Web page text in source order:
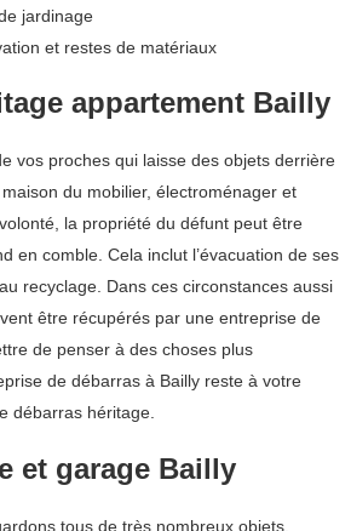
jardinage
et restes de matériaux
appartement Bailly
vos proches qui laisse des objets derrière
du mobilier, électroménager et
la propriété du défunt peut être
en comble. Cela inclut l’évacuation de ses
recyclage. Dans ces circonstances aussi
être récupérés par une entreprise de
de penser à des choses plus
de débarras à Bailly reste à votre
débarras héritage.
et garage Bailly
tous de très nombreux objets,